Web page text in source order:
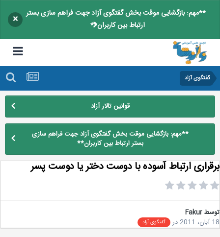
**مهم: بازگشایی موقت بخش گفتگوی آزاد جهت فراهم سازی بستر
ارتباط بین کاربران**
×
گفتگوی آزاد
قوانین تالار آزاد
**مهم: بازگشایی موقت بخش گفتگوی آزاد جهت فراهم سازی
بستر ارتباط بین کاربران**
ارتباط آسوده با دوست دختر یا دوست پسر
Fakur
در گفتگوی آزاد